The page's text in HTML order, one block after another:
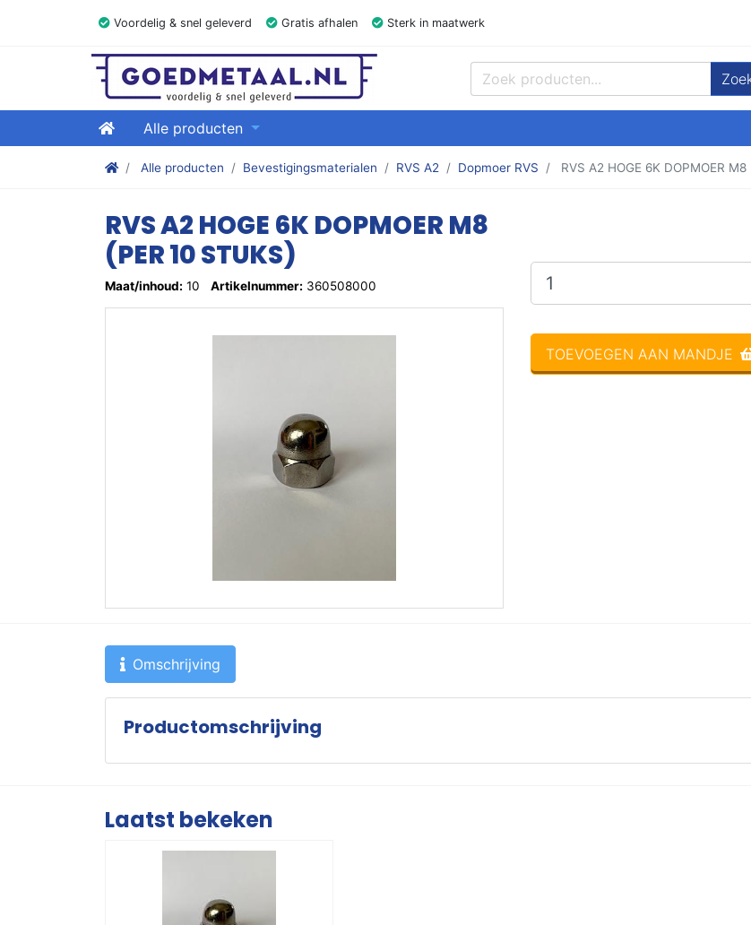
Voordelig & snel geleverd Gratis afhalen Sterk in maatwerk
GOEDMETAAL.NL
HomeAlle producten
Stalen kokers, hoekstaal, Balk, Buizen Plat, Strippen, Plaat en meer! Goedmetaal voor de beste prijzen!
Alle producten Bevestigingsmaterialen RVS A2 Dopmoer RVS RVS A2 HOGE 6K DOPMOER
RVS A2 HOGE 6K DOPMOER M8
(PER 10 STUKS)
Maat/inhoud: 10 Artikelnummer: 360508000
TOEVOEGEN AAN MANDJE
Omschrijving
Productomschrijving
Laatst bekeken